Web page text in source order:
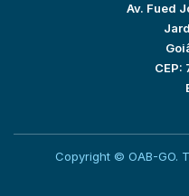
Av. Fued
CEP:
Copyright © OAB-GO.